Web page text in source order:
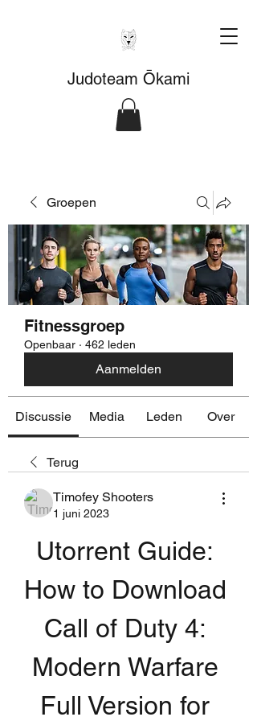
Judoteam Ōkami
Groepen
Fitnessgroep
Openbaar · 462 leden
Aanmelden
Discussie Media Leden Over
Terug
Timofey Shooters
1 juni 2023
Utorrent Guide:
How to Download
Call of Duty 4:
Modern Warfare
Full Version for